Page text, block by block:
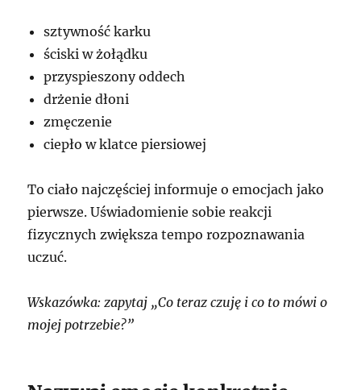
sztywność karku
ściski w żołądku
przyspieszony oddech
drżenie dłoni
zmęczenie
ciepło w klatce piersiowej
To ciało najczęściej informuje o emocjach jako
pierwsze. Uświadomienie sobie reakcji
fizycznych zwiększa tempo rozpoznawania
uczuć.
Wskazówka: zapytaj „Co teraz czuję i co to mówi o
mojej potrzebie?”